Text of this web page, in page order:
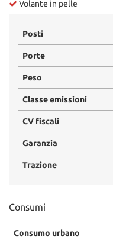
Volante in pelle
Posti
Porte
Peso
Classe emissioni
CV fiscali
Garanzia
Trazione
Consumi
Consumo urbano